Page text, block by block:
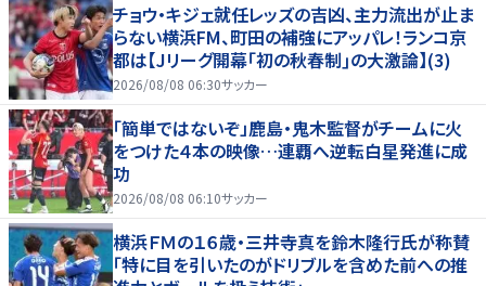
チョウ・キジェ就任レッズの吉凶、主力流出が止ま
らない横浜FM、町田の補強にアッパレ！ランコ京
都は【Jリーグ開幕｢初の秋春制｣の大激論】(3)
2026/08/08 06:30サッカー
「簡単ではないぞ」鹿島・鬼木監督がチームに火
をつけた４本の映像…連覇へ逆転白星発進に成
功
2026/08/08 06:10サッカー
横浜ＦＭの１６歳・三井寺真を鈴木隆行氏が称賛
「特に目を引いたのがドリブルを含めた前への推